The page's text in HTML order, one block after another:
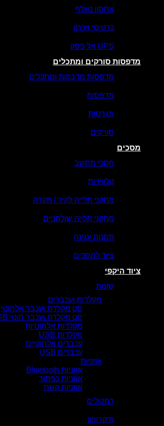
אחסון נשלף
כרטיסי זיכרון
UPS אל פסק
מדפסות סורקים ומתכלים
מדפסות מדבקות ומתכלים
מדפסות
מגרסות
סורקים
מסכים
מסכי מחשב
טלוויזיות
מתקני תלייה לקיר / תקרה
מתקני תלייה שולחניים
תחנות עגינה
ציוד למסכים
ציוד היקפי
שונות
מקלדות ועכברים
סט מקלדת ועכבר אלחוטי
סט מקלדת ועכבר חוטי USB
מקלדות אלחוטיות
מקלדות USB
עכברים אלחוטיים
עכברים USB
אוזניות
אוזניות Bluetooth
אוזניות כפתור
אוזניות קשת
רמקולים
מיקרופון